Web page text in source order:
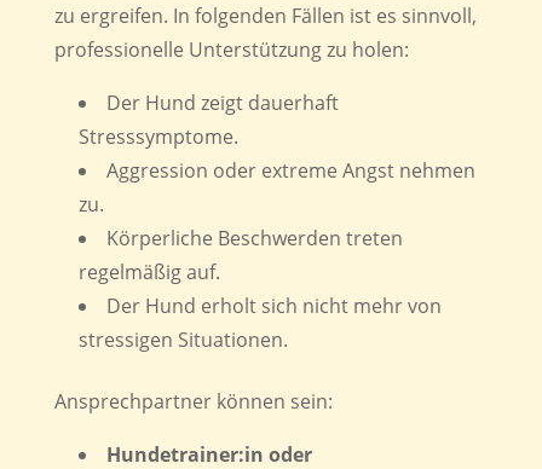
zu ergreifen. In folgenden Fällen ist es sinnvoll,
professionelle Unterstützung zu holen:
Der Hund zeigt dauerhaft
Stresssymptome.
Aggression oder extreme Angst nehmen
zu.
Körperliche Beschwerden treten
regelmäßig auf.
Der Hund erholt sich nicht mehr von
stressigen Situationen.
Ansprechpartner können sein:
Hundetrainer:in oder